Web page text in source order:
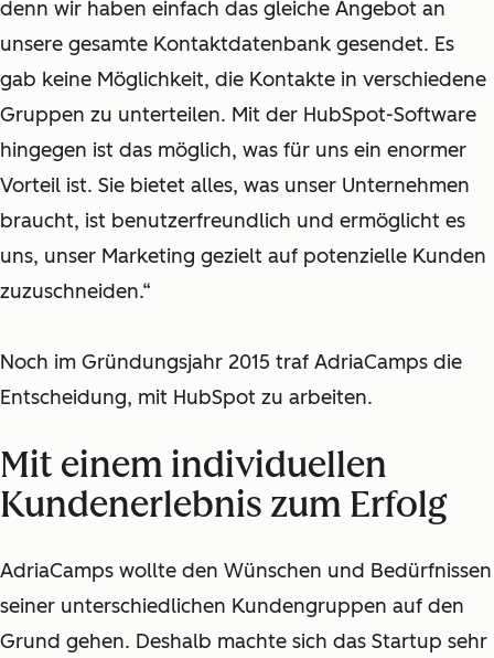
denn wir haben einfach das gleiche Angebot an
unsere gesamte Kontaktdatenbank gesendet. Es
gab keine Möglichkeit, die Kontakte in verschiedene
Gruppen zu unterteilen. Mit der HubSpot-Software
hingegen ist das möglich, was für uns ein enormer
Vorteil ist. Sie bietet alles, was unser Unternehmen
braucht, ist benutzerfreundlich und ermöglicht es
uns, unser Marketing gezielt auf potenzielle Kunden
zuzuschneiden.“
Noch im Gründungsjahr 2015 traf AdriaCamps die
Entscheidung, mit HubSpot zu arbeiten.
Mit einem individuellen
Kundenerlebnis zum Erfolg
AdriaCamps wollte den Wünschen und Bedürfnissen
seiner unterschiedlichen Kundengruppen auf den
Grund gehen. Deshalb machte sich das Startup sehr